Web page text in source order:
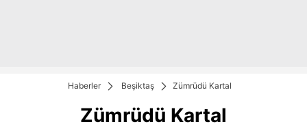
Haberler Beşiktaş Zümrüdü Kartal
Zümrüdü Kartal